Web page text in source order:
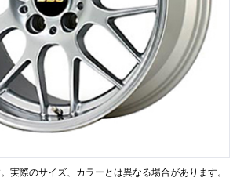
実際のサイズ、カラーとは異なる場合があります。